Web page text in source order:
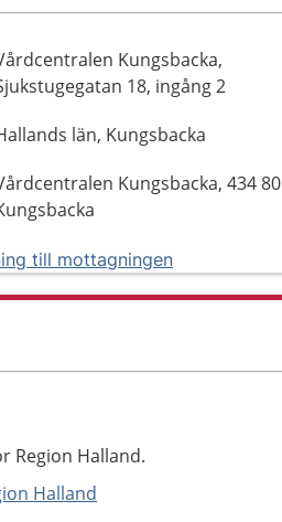
Kungsbacka,
18, ingång 2
län, Kungsbacka
Kungsbacka, 434 80
till mottagningen
Region Halland.
Halland